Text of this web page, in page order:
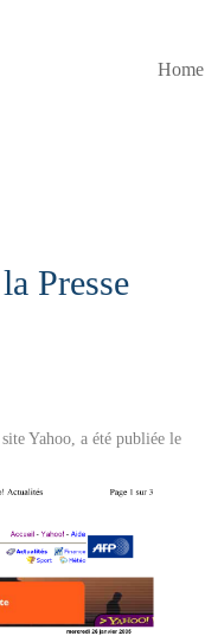
Home
Presse
Yahoo, a été publiée le